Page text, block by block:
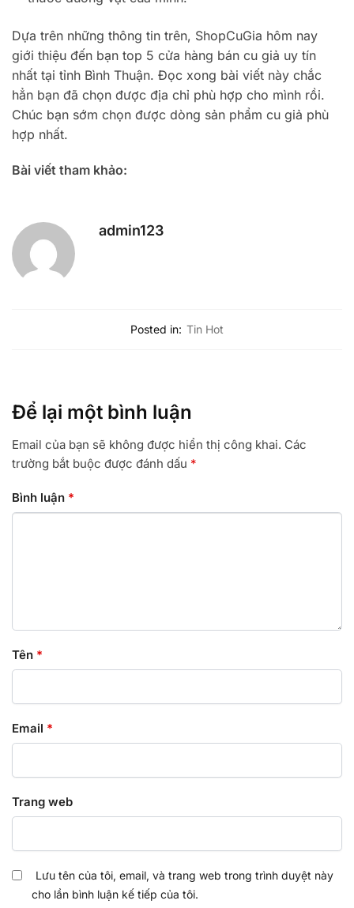
Dựa trên những thông tin trên, ShopCuGia hôm nay
giới thiệu đến bạn top 5 cửa hàng bán cu giả uy tín
nhất tại tỉnh Bình Thuận. Đọc xong bài viết này chắc
hẳn bạn đã chọn được địa chỉ phù hợp cho mình rồi.
Chúc bạn sớm chọn được dòng sản phẩm cu giả phù
hợp nhất.
Bài viết tham khảo:
admin123
Posted in: Tin Hot
Để lại một bình luận
Email của bạn sẽ không được hiển thị công khai. Các
trường bắt buộc được đánh dấu *
Bình luận *
Tên *
Email *
Trang web
Lưu tên của tôi, email, và trang web trong trình duyệt này
cho lần bình luận kế tiếp của tôi.